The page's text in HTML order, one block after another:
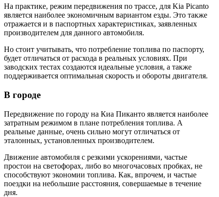
На практике, режим передвижения по трассе, для Kia Picanto
является наиболее экономичным вариантом езды. Это также
отражается и в паспортных характеристиках, заявленных
производителем для данного автомобиля.
Но стоит учитывать, что потребление топлива по паспорту,
будет отличаться от расхода в реальных условиях. При
заводских тестах создаются идеальные условия, а также
поддерживается оптимальная скорость и обороты двигателя.
В городе
Передвижение по городу на Киа Пиканто является наиболее
затратным режимом в плане потребления топлива. А
реальные данные, очень сильно могут отличаться от
эталонных, установленных производителем.
Движение автомобиля с резкими ускорениями, частые
простои на светофорах, либо во многочасовых пробках, не
способствуют экономии топлива. Как, впрочем, и частые
поездки на небольшие расстояния, совершаемые в течение
дня.